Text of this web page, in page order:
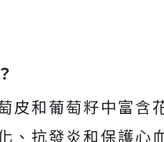
皮和葡萄籽中富含
、抗發炎和保護心